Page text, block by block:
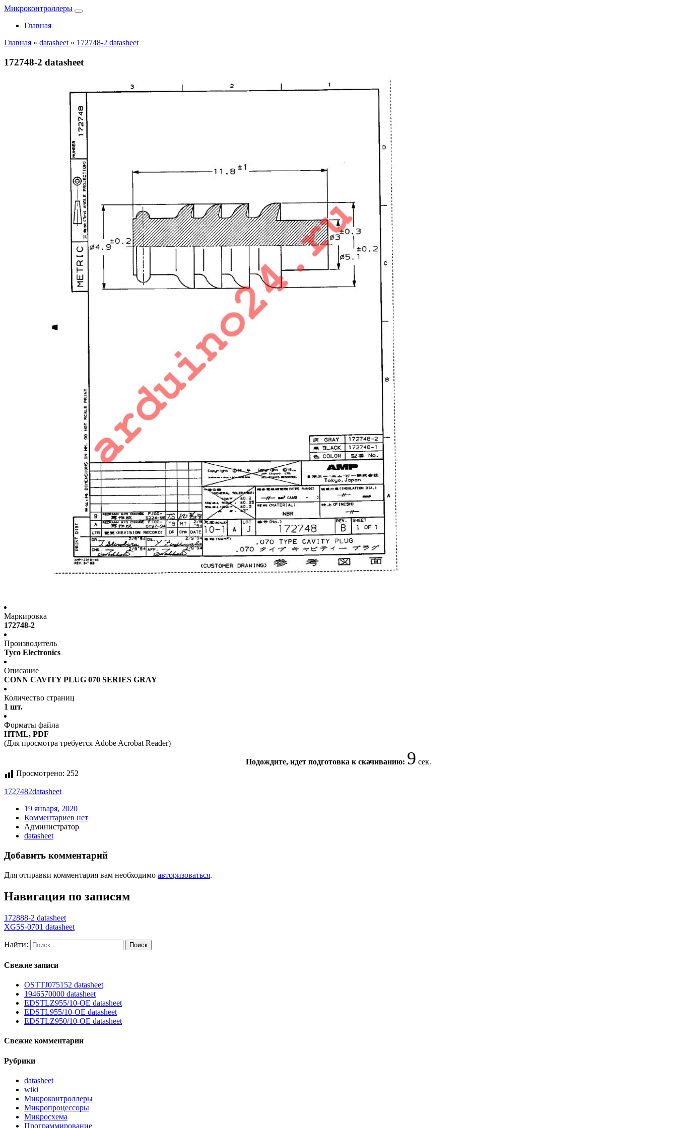
Микроконтроллеры
Главная
Главная » datasheet » 172748-2 datasheet
172748-2 datasheet
Маркировка
172748-2
Производитель
Tyco Electronics
Описание
CONN CAVITY PLUG 070 SERIES GRAY
Количество страниц
1 шт.
Форматы файла
HTML, PDF
(Для просмотра требуется Adobe Acrobat Reader)
Подождите, идет подготовка к скачиванию: 8 сек.
Просмотрено: 252
1727482datasheet
19 января, 2020
Комментариев нет
Администратор
datasheet
Добавить комментарий
Для отправки комментария вам необходимо авторизоваться.
Навигация по записям
172888-2 datasheet
XG5S-0701 datasheet
Найти:
Свежие записи
OSTTJ075152 datasheet
1946570000 datasheet
EDSTLZ955/10-OE datasheet
EDSTL955/10-OE datasheet
EDSTLZ950/10-OE datasheet
Свежие комментарии
Рубрики
datasheet
wiki
Микроконтроллеры
Микропроцессоры
Микросхема
Программирование